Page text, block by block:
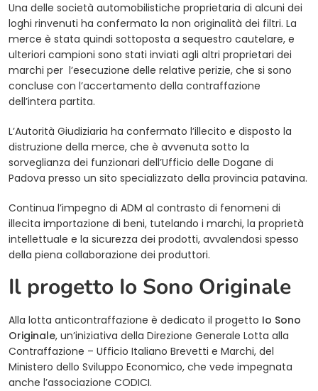
Una delle società automobilistiche proprietaria di alcuni dei
loghi rinvenuti ha confermato la non originalità dei filtri. La
merce è stata quindi sottoposta a sequestro cautelare, e
ulteriori campioni sono stati inviati agli altri proprietari dei
marchi per l’esecuzione delle relative perizie, che si sono
concluse con l’accertamento della contraffazione
dell’intera partita.
L’Autorità Giudiziaria ha confermato l’illecito e disposto la
distruzione della merce, che è avvenuta sotto la
sorveglianza dei funzionari dell’Ufficio delle Dogane di
Padova presso un sito specializzato della provincia patavina.
Continua l’impegno di ADM al contrasto di fenomeni di
illecita importazione di beni, tutelando i marchi, la proprietà
intellettuale e la sicurezza dei prodotti, avvalendosi spesso
della piena collaborazione dei produttori.
Il progetto Io Sono Originale
Alla lotta anticontraffazione è dedicato il progetto Io Sono
Originale, un’iniziativa della Direzione Generale Lotta alla
Contraffazione – Ufficio Italiano Brevetti e Marchi, del
Ministero dello Sviluppo Economico, che vede impegnata
anche l’associazione CODICI.